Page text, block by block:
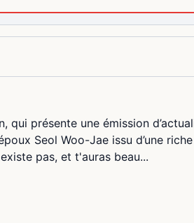
qui présente une émission
Seol Woo-Jae issu d’une
pas, et t'auras beau...